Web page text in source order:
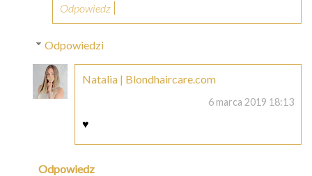
Odpowiedz
Odpowiedzi
Natalia | Blondhaircare.com
6 marca 2019 18:13
♥
Odpowiedz